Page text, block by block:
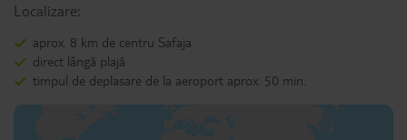
Localizare:
aprox. 8 km de centru Safaja
direct lângă plajă
timpul de deplasare de la aeroport aprox. 50 min.